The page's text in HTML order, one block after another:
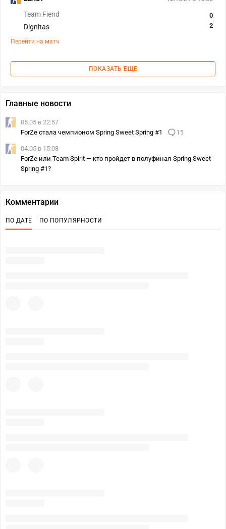
Team Fiend
Dignitas
0
2
Перейти на матч
ПОКАЗАТЬ ЕЩЕ
Главные новости
05.05 в 22:57
ForZe стала чемпионом Spring Sweet Spring #1
15
04.05 в 15:08
ForZe или Team Spirit — кто пройдет в полуфинал Spring Sweet
Spring #1?
Комментарии
ПО ДАТЕ ПО ПОПУЛЯРНОСТИ